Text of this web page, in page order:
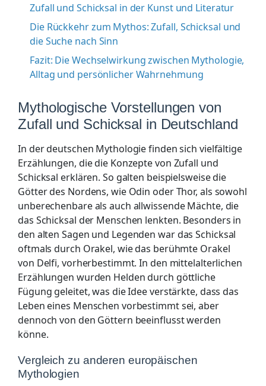
Zufall und Schicksal in der Kunst und Literatur
Die Rückkehr zum Mythos: Zufall, Schicksal und
die Suche nach Sinn
Fazit: Die Wechselwirkung zwischen Mythologie,
Alltag und persönlicher Wahrnehmung
Mythologische Vorstellungen von
Zufall und Schicksal in Deutschland
In der deutschen Mythologie finden sich vielfältige
Erzählungen, die die Konzepte von Zufall und
Schicksal erklären. So galten beispielsweise die
Götter des Nordens, wie Odin oder Thor, als sowohl
unberechenbare als auch allwissende Mächte, die
das Schicksal der Menschen lenkten. Besonders in
den alten Sagen und Legenden war das Schicksal
oftmals durch Orakel, wie das berühmte Orakel
von Delfi, vorherbestimmt. In den mittelalterlichen
Erzählungen wurden Helden durch göttliche
Fügung geleitet, was die Idee verstärkte, dass das
Leben eines Menschen vorbestimmt sei, aber
dennoch von den Göttern beeinflusst werden
könne.
Vergleich zu anderen europäischen
Mythologien